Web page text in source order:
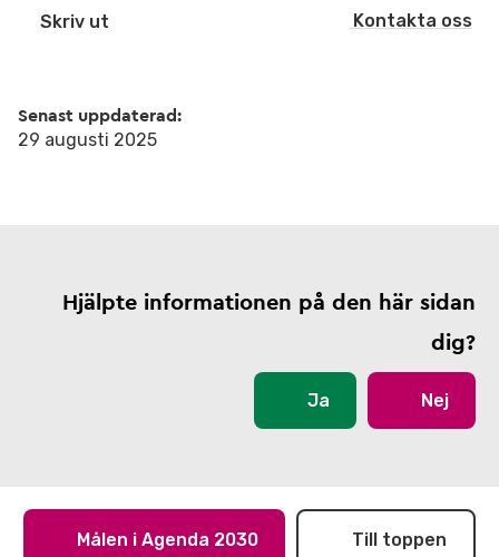
Skriv ut Kontakta oss
Senast uppdaterad:
29 augusti 2025
Hjälpte informationen på den här sidan
dig?
Ja Nej
Målen i Agenda 2030 Till toppen